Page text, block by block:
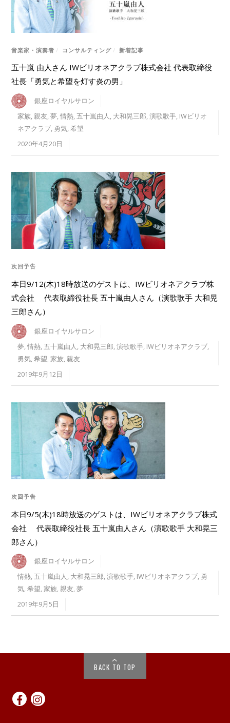
音楽家・演奏者 / コンサルティング / 新着記事
五十嵐 由人さん IWビリオネアクラブ株式会社 代表取締役
社長「勇気と希望を灯す炎の男」
銀座ロイヤルサロン
家族,親友,夢,情熱,五十嵐由人, 大和晃三郎,演歌歌手, IWビリオ
ネアクラブ, 勇気,希望
2020年4月20日
次回予告
本日9/12(木)18時放送のゲストは、IWビリオネアクラブ株
式会社 代表取締役社長 五十嵐由人さん（演歌歌手 大和晃
三郎さん）
銀座ロイヤルサロン
夢,情熱,五十嵐由人, 大和晃三郎,演歌歌手, IWビリオネアクラブ,
勇気,希望,家族,親友
2019年9月12日
次回予告
本日9/5(木)18時放送のゲストは、IWビリオネアクラブ株式
会社 代表取締役社長 五十嵐由人さん（演歌歌手 大和晃三
郎さん）
銀座ロイヤルサロン
情熱,五十嵐由人, 大和晃三郎,演歌歌手, IWビリオネアクラブ, 勇
気,希望,家族,親友,夢
2019年9月5日
BACK TO TOP